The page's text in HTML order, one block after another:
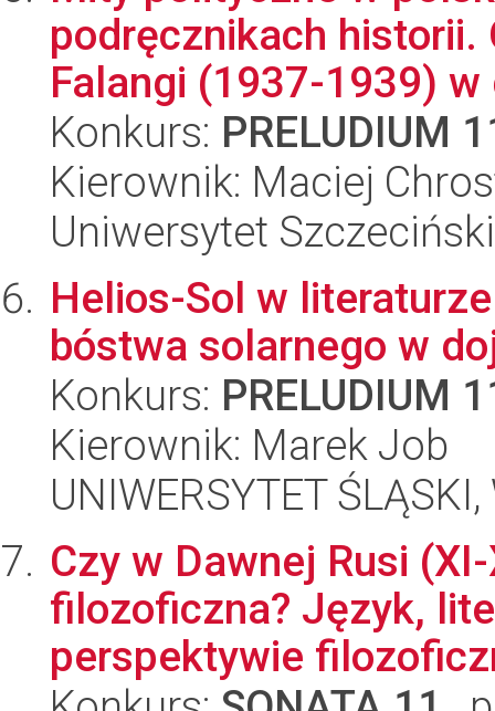
podręcznikach historii.
Falangi (1937-1939)
Konkurs: PRELUDIUM
Kierownik: Maciej
Uniwersytet
Helios-Sol w
bóstwa solarnego w
Konkurs: PRELUDIUM
Kierownik: Marek Job
UNIWERSYTET
Czy w Dawnej Rusi
filozoficzna? Język,
perspektywie